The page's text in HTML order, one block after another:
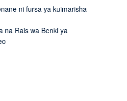
ni fursa ya kuimarisha
na Rais wa Benki ya